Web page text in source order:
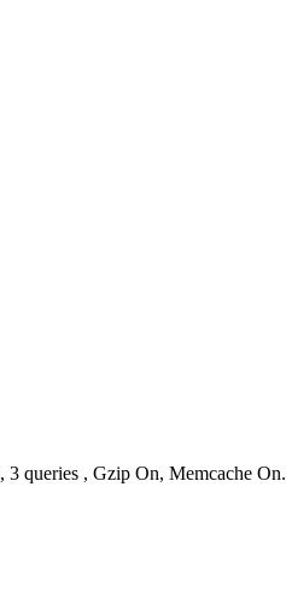
3 queries , Gzip On, Memcache On.